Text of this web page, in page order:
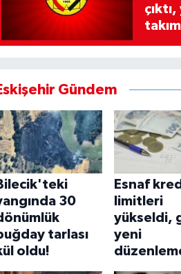
Gündem
30
tarlası
oldu!
Esnaf
limitleri
yükseldi,
yeni